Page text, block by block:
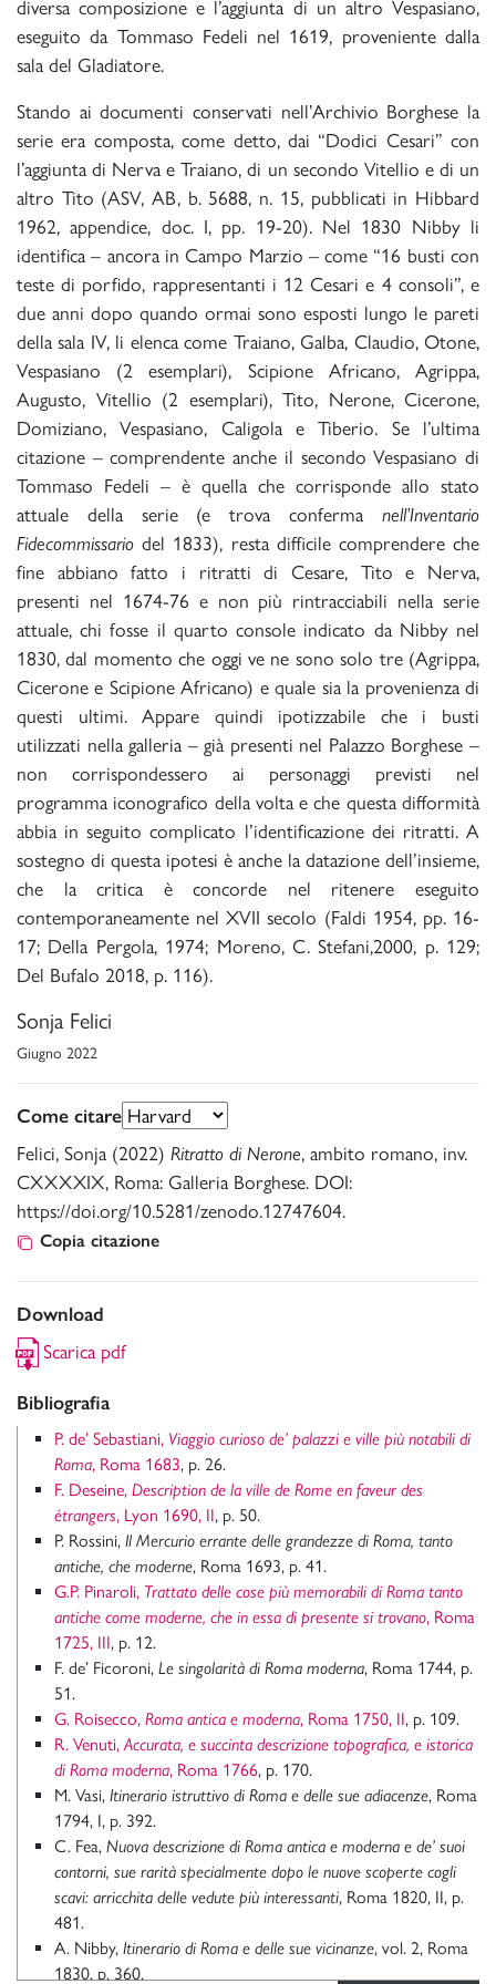
diversa composizione e l’aggiunta di un altro Vespasiano,
eseguito da Tommaso Fedeli nel 1619, proveniente dalla
sala del Gladiatore.
Stando ai documenti conservati nell’Archivio Borghese la
serie era composta, come detto, dai “Dodici Cesari” con
l’aggiunta di Nerva e Traiano, di un secondo Vitellio e di un
altro Tito (ASV, AB, b. 5688, n. 15, pubblicati in Hibbard
1962, appendice, doc. I, pp. 19-20). Nel 1830 Nibby li
identifica – ancora in Campo Marzio – come “16 busti con
teste di porfido, rappresentanti i 12 Cesari e 4 consoli”, e
due anni dopo quando ormai sono esposti lungo le pareti
della sala IV, li elenca come Traiano, Galba, Claudio, Otone,
Vespasiano (2 esemplari), Scipione Africano, Agrippa,
Augusto, Vitellio (2 esemplari), Tito, Nerone, Cicerone,
Domiziano, Vespasiano, Caligola e Tiberio. Se l’ultima
citazione – comprendente anche il secondo Vespasiano di
Tommaso Fedeli – è quella che corrisponde allo stato
attuale della serie (e trova conferma nell’Inventario
Fidecommissario del 1833), resta difficile comprendere che
fine abbiano fatto i ritratti di Cesare, Tito e Nerva,
presenti nel 1674-76 e non più rintracciabili nella serie
attuale, chi fosse il quarto console indicato da Nibby nel
1830, dal momento che oggi ve ne sono solo tre (Agrippa,
Cicerone e Scipione Africano) e quale sia la provenienza di
questi ultimi. Appare quindi ipotizzabile che i busti
utilizzati nella galleria – già presenti nel Palazzo Borghese –
non corrispondessero ai personaggi previsti nel
programma iconografico della volta e che questa difformità
abbia in seguito complicato l’identificazione dei ritratti. A
sostegno di questa ipotesi è anche la datazione dell’insieme,
che la critica è concorde nel ritenere eseguito
contemporaneamente nel XVII secolo (Faldi 1954, pp. 16-
17; Della Pergola, 1974; Moreno, C. Stefani,2000, p. 129;
Del Bufalo 2018, p. 116).
Sonja Felici
Giugno 2022
Come citare
Felici, Sonja (2022) Ritratto di Nerone, ambito romano, inv.
CXXXXIX, Roma: Galleria Borghese. DOI:
https://doi.org/10.5281/zenodo.12747604.
Copia citazione
Download
Scarica pdf
Bibliografia
P. de’ Sebastiani, Viaggio curioso de’ palazzi e ville più notabili di
Roma, Roma 1683, p. 26.
F. Deseine, Description de la ville de Rome en faveur des
étrangers, Lyon 1690, II, p. 50.
P. Rossini, Il Mercurio errante delle grandezze di Roma, tanto
antiche, che moderne, Roma 1693, p. 41.
G.P. Pinaroli, Trattato delle cose più memorabili di Roma tanto
antiche come moderne, che in essa di presente si trovano, Roma
1725, III, p. 12.
F. de’ Ficoroni, Le singolarità di Roma moderna, Roma 1744, p.
51.
G. Roisecco, Roma antica e moderna, Roma 1750, II, p. 109.
R. Venuti,Accurata, e succinta descrizione topografica, e istorica
di Roma moderna, Roma 1766, p. 170.
M. Vasi, Itinerario istruttivo di Roma e delle sue adiacenze, Roma
1794, I, p. 392.
C. Fea, Nuova descrizione di Roma antica e moderna e de’ suoi
contorni, sue rarità specialmente dopo le nuove scoperte cogli
scavi: arricchita delle vedute più interessanti, Roma 1820, II, p.
481.
A. Nibby, Itinerario di Roma e delle sue vicinanze, vol. 2, Roma
1830, p. 360.